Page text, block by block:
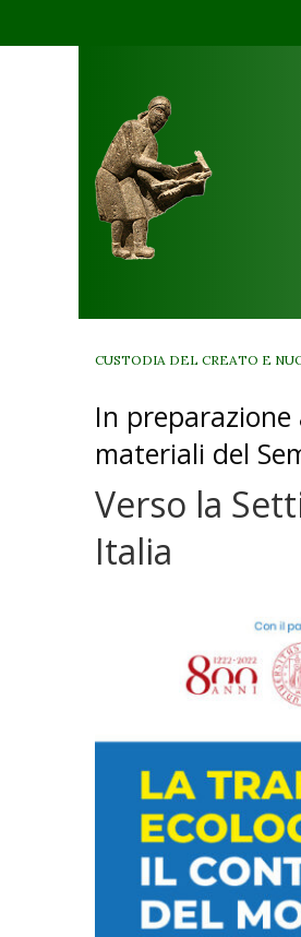
CUSTODIA DEL CREATO E
In
materiali del
Verso la
Italia